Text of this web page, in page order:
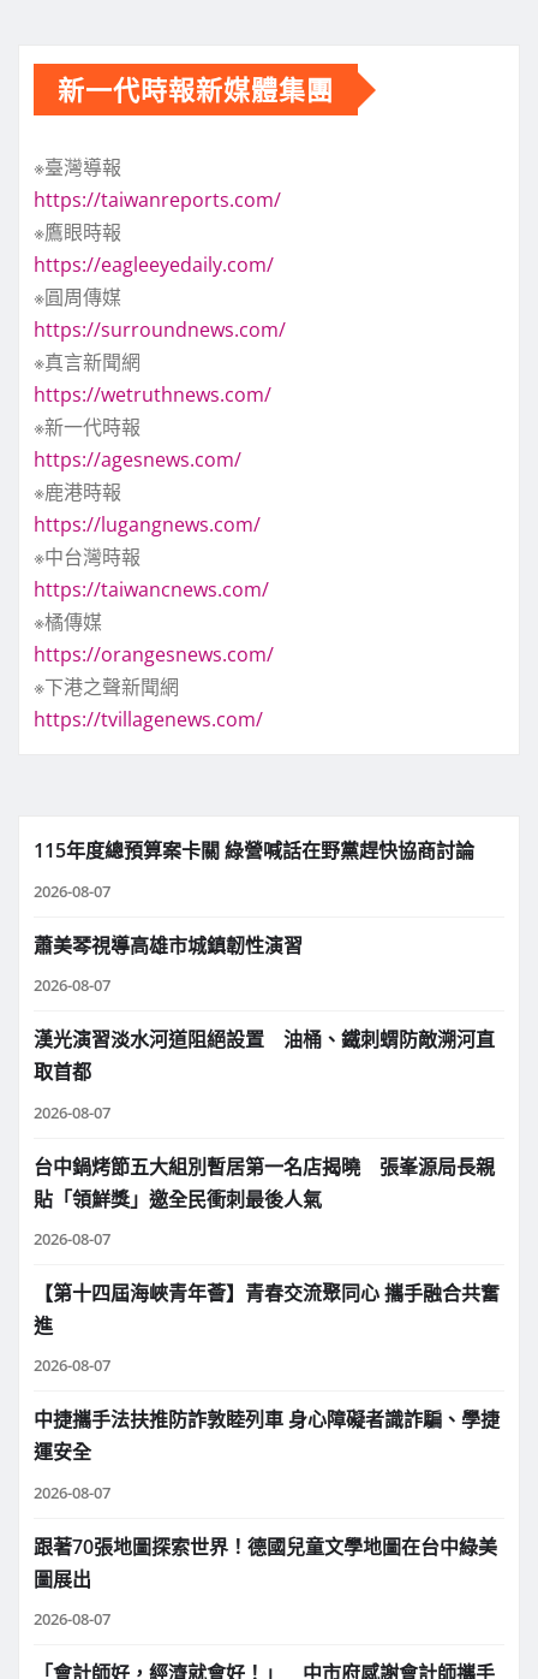
新一代時報新媒體集團
※臺灣導報
https://taiwanreports.com/
※鷹眼時報
https://eagleeyedaily.com/
※圓周傳媒
https://surroundnews.com/
※真言新聞網
https://wetruthnews.com/
※新一代時報
https://agesnews.com/
※鹿港時報
https://lugangnews.com/
※中台灣時報
https://taiwancnews.com/
※橘傳媒
https://orangesnews.com/
※下港之聲新聞網
https://tvillagenews.com/
115年度總預算案卡關 綠營喊話在野黨趕快協商討論
2026-08-07
蕭美琴視導高雄市城鎮韌性演習
2026-08-07
漢光演習淡水河道阻絕設置 油桶、鐵刺蝟防敵溯河直
取首都
2026-08-07
台中鍋烤節五大組別暫居第一名店揭曉 張峯源局長親
貼「領鮮獎」邀全民衝刺最後人氣
2026-08-07
【第十四屆海峽青年薈】青春交流聚同心 攜手融合共奮
進
2026-08-07
中捷攜手法扶推防詐敦睦列車 身心障礙者識詐騙、學捷
運安全
2026-08-07
跟著70張地圖探索世界！德國兒童文學地圖在台中綠美
圖展出
2026-08-07
「會計師好，經濟就會好！」 中市府感謝會計師攜手